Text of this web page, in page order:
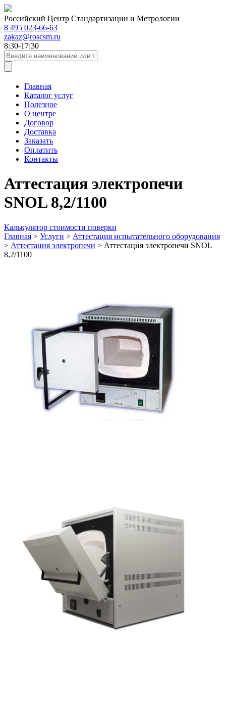
Российский Центр Стандартизации и Метрологии
8 495 023-66-63
zakaz@roscsm.ru
8:30-17:30
Главная
Каталог услуг
Полезное
О центре
Договор
Доставка
Заказать
Оплатить
Контакты
Аттестация электропечи
SNOL 8,2/1100
Калькулятор стоимости поверки
Главная > Услуги > Аттестация испытательного оборудования
> Аттестация электропечи > Аттестация электропечи SNOL
8,2/1100